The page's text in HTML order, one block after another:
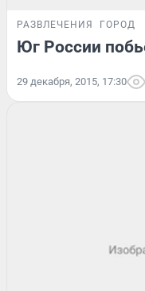
РАЗВЛЕЧЕНИЯ ГОРОД
Юг России
29 декабря, 2015, 17:30